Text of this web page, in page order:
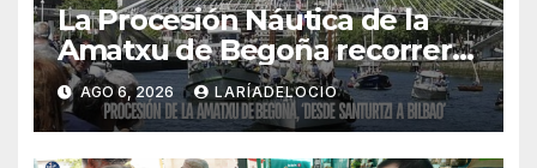
La Procesión Náutica de la
Amatxu de Begoña recorrerá
la ría el 14 de agosto con siete
embarcaciones
AGO 6, 2026 LARÍADELOCIO